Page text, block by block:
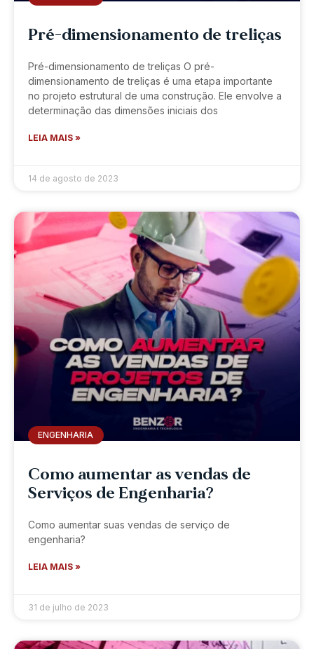
Pré-dimensionamento de treliças
Pré-dimensionamento de treliças O pré-
dimensionamento de treliças é uma etapa importante
no projeto estrutural de uma construção. Ele envolve a
determinação das dimensões iniciais dos
LEIA MAIS »
14 de agosto de 2023
ENGENHARIA
Como aumentar as vendas de
Serviços de Engenharia?
Como aumentar suas vendas de serviço de
engenharia?
LEIA MAIS »
31 de julho de 2023